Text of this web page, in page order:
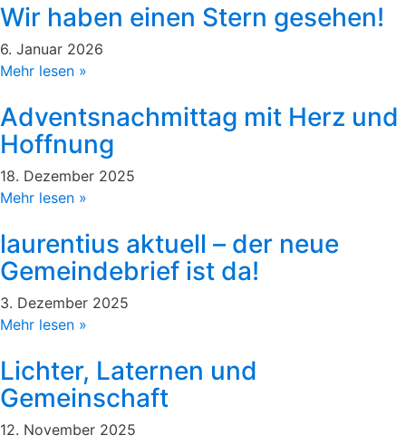
Wir haben einen Stern gesehen!
6. Januar 2026
Mehr lesen »
Adventsnachmittag mit Herz und
Hoffnung
18. Dezember 2025
Mehr lesen »
laurentius aktuell – der neue
Gemeindebrief ist da!
3. Dezember 2025
Mehr lesen »
Lichter, Laternen und
Gemeinschaft
12. November 2025